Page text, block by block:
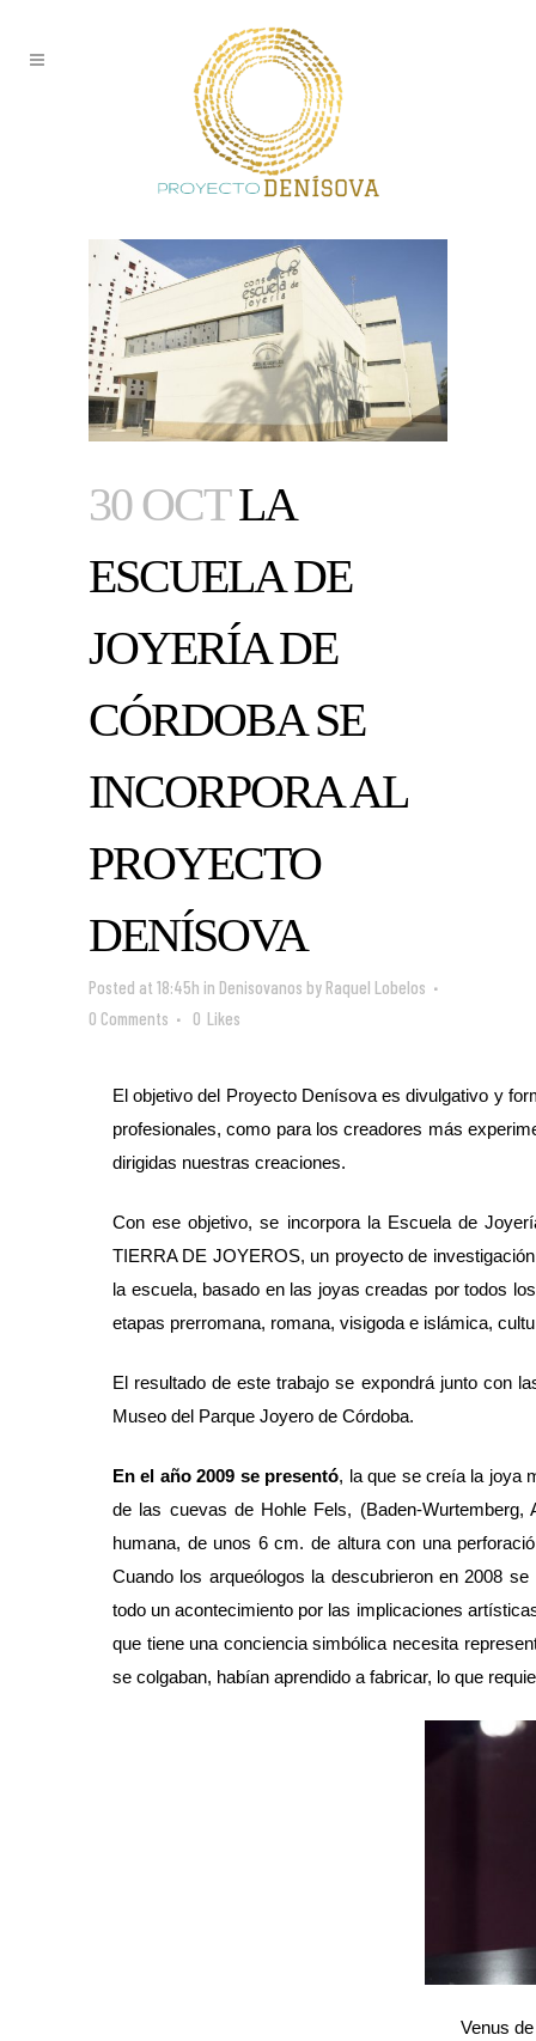
30 OCTLA
ESCUELA DE
JOYERÍA DE
CÓRDOBA SE
INCORPORA AL
PROYECTO
DENÍSOVA
Posted at 18:45h in Denisovanos by Raquel Lobelos
0 Comments
0 Likes
El objetivo del Proyecto Denísova es divulgativo y
profesionales, como para los creadores más
dirigidas nuestras creaciones.
Con ese objetivo, se incorpora la Escuela de
TIERRA DE JOYEROS, un proyecto de
la escuela, basado en las joyas creadas por todos
etapas prerromana, romana, visigoda e islámica,
El resultado de este trabajo se expondrá junto con
Museo del Parque Joyero de Córdoba.
En el año 2009 se presentó, la que se creía la joya
de las cuevas de Hohle Fels, (Baden‐Wurtemberg,
humana, de unos 6 cm. de altura con una
Cuando los arqueólogos la descubrieron en 2008
todo un acontecimiento por las implicaciones
que tiene una conciencia simbólica necesita
se colgaban, habían aprendido a fabricar, lo que
Venus